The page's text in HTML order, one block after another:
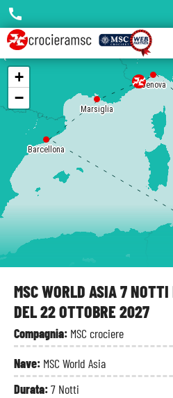
MSC WORLD ASIA 7
DEL 22 OTTOBRE 2027
Compagnia: MSC crociere
Nave: MSC World Asia
Durata:7 Notti
Barcellona
Marsiglia
Genova
+
−
call